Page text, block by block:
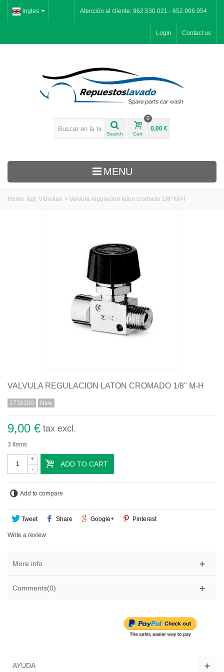
Atención al cliente: 962.530.021 - 652.906.954
ingles
Contact us
Login
Search Cart
0
0,00 €
MENU
Home &gt; Válvulas > Valvula regulacion laton cromado 1/8" M-H
VALVULA REGULACION LATON CROMADO 1/8" M-H
2738200 New
9,00 € tax excl.
3 Items
-
+
ADD TO CART
Add to compare
Tweet Share Google+ Pinterest
Write a review
More info
Comments(0)
AYUDA